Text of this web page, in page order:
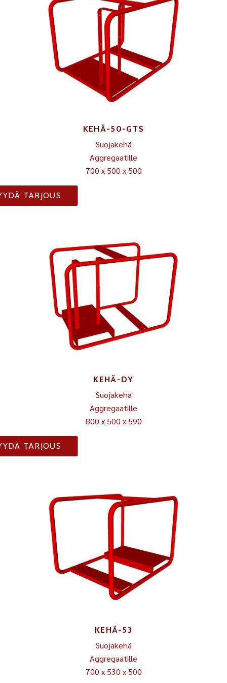
KEHÄ-50-GTS
Suojakehä
Aggregaatille
700 x 500 x 500
TARJOUS
KEHÄ-DY
Suojakehä
Aggregaatille
800 x 500 x 590
TARJOUS
KEHÄ-53
Suojakehä
Aggregaatille
700 x 530 x 500